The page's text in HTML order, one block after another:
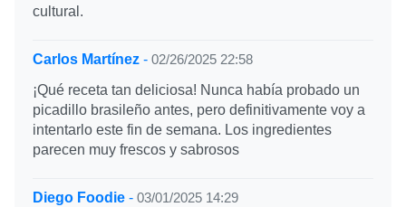
cultural.
Carlos Martínez - 02/26/2025 22:58
¡Qué receta tan deliciosa! Nunca había probado un
picadillo brasileño antes, pero definitivamente voy a
intentarlo este fin de semana. Los ingredientes
parecen muy frescos y sabrosos
Diego Foodie - 03/01/2025 14:29